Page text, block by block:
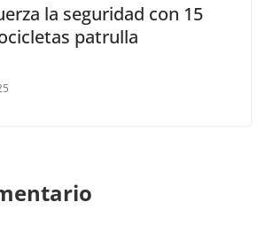
la seguridad con 15
patrulla